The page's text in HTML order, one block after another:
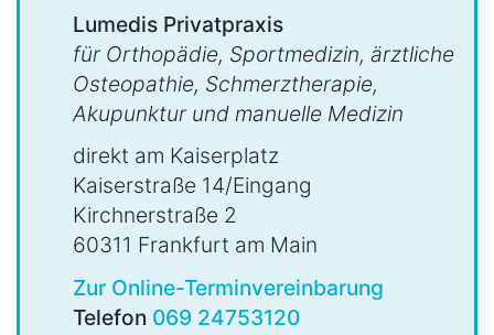
Lumedis Privatpraxis
für Orthopädie, Sportmedizin, ärztliche
Osteopathie, Schmerztherapie,
Akupunktur und manuelle Medizin
direkt am Kaiserplatz
Kaiserstraße 14/Eingang
Kirchnerstraße 2
60311 Frankfurt am Main
Zur Online-Terminvereinbarung
Telefon 069 24753120